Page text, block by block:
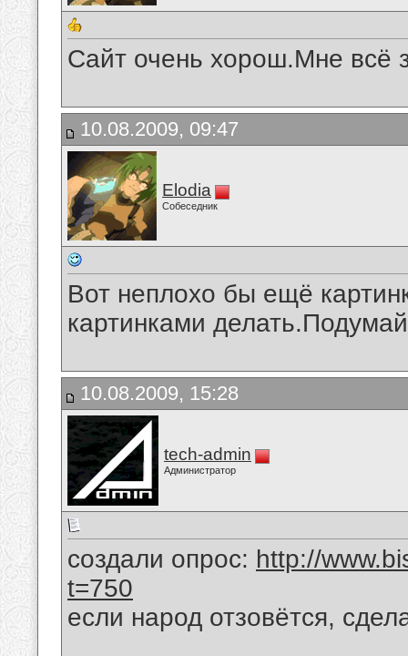
Сайт очень хорош.Мне всё
10.08.2009, 09:47
Elodia
Собеседник
Вот неплохо бы ещё
картинками
10.08.2009, 15:28
tech-admin
Администратор
создали опрос: http://
t=750
если народ отзовётся,